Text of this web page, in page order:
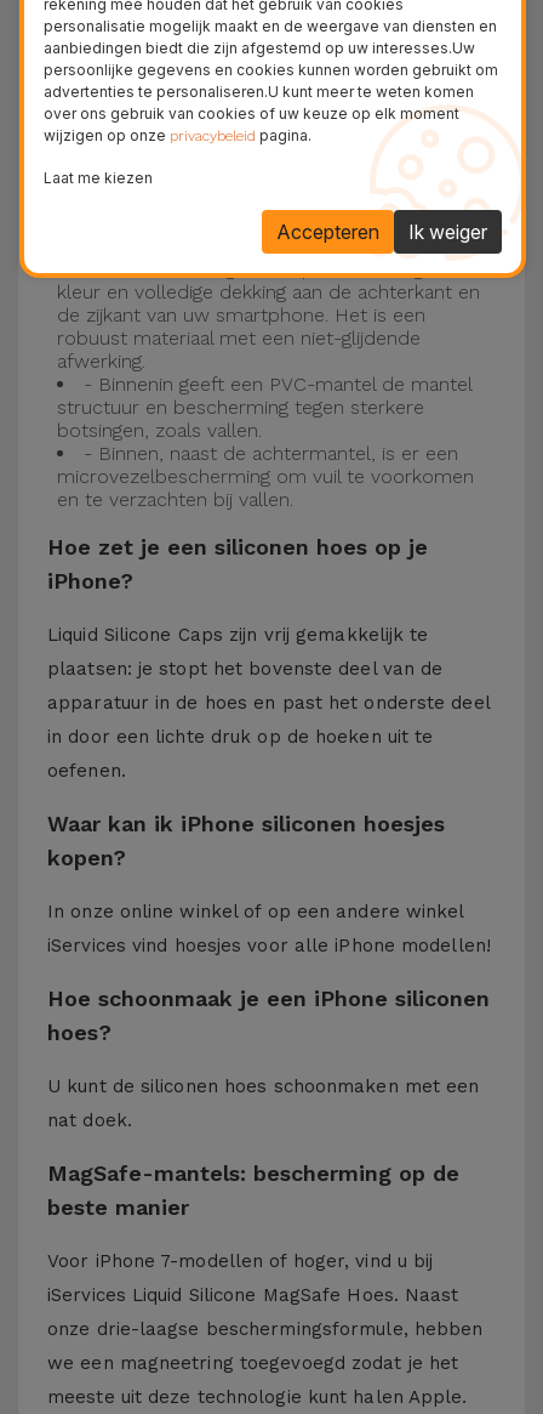
Drie-laagse bescherming met de
siliconen kappen
Onze iPhone siliconen hoesjes hebben een
robuuste, kwalitatieve constructie met een
drielaagse constructie om ongelukken en
- Een eerste laag van Liquid Silicone geeft de
kleur en volledige dekking aan de achterkant en
de zijkant van uw smartphone. Het is een
robuust materiaal met een niet-glijdende
afwerking.
- Binnenin geeft een PVC-mantel de mantel
structuur en bescherming tegen sterkere
botsingen, zoals vallen.
- Binnen, naast de achtermantel, is er een
microvezelbescherming om vuil te voorkomen
en te verzachten bij vallen.
Hoe zet je een siliconen hoes op je
iPhone?
Liquid Silicone Caps zijn vrij gemakkelijk te
plaatsen: je stopt het bovenste deel van de
apparatuur in de hoes en past het onderste deel
in door een lichte druk op de hoeken uit te
oefenen.
Waar kan ik iPhone siliconen hoesjes
kopen?
In onze online winkel of op een andere winkel
iServices vind hoesjes voor alle iPhone modellen!
Hoe schoonmaak je een iPhone siliconen
hoes?
U kunt de siliconen hoes schoonmaken met een
nat doek.
MagSafe-mantels: bescherming op de
beste manier
Voor iPhone 7-modellen of hoger, vind u bij
iServices Liquid Silicone MagSafe Hoes. Naast
onze drie-laagse beschermingsformule, hebben
we een magneetring toegevoegd zodat je het
meeste uit deze technologie kunt halen Apple.
rekening mee houden dat het gebruik van cookies
personalisatie mogelijk maakt en de weergave van diensten en
aanbiedingen biedt die zijn afgestemd op uw interesses.Uw
persoonlijke gegevens en cookies kunnen worden gebruikt om
advertenties te personaliseren.U kunt meer te weten komen
over ons gebruik van cookies of uw keuze op elk moment
wijzigen op onze privacybeleid pagina.
Laat me kiezen
Ik weiger
Accepteren